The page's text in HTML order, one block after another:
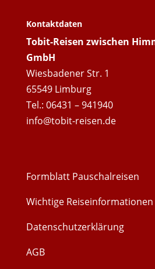
Kontaktdaten
Tobit-Reisen zwischen
GmbH
Wiesbadener Str. 1
65549 Limburg
Tel.: 06431 – 941940
info@tobit-reisen.de
Formblatt Pauschalreisen
Wichtige Reiseinformationen
Datenschutzerklärung
AGB